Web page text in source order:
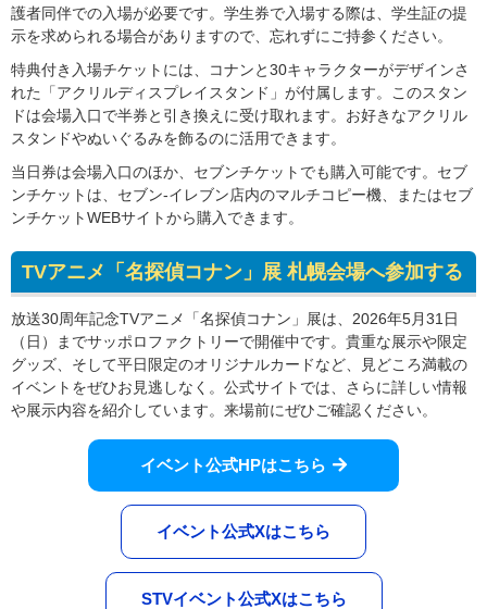
護者同伴での入場が必要です。学生券で入場する際は、学生証の提
示を求められる場合がありますので、忘れずにご持参ください。
特典付き入場チケットには、コナンと30キャラクターがデザインさ
れた「アクリルディスプレイスタンド」が付属します。このスタン
ドは会場入口で半券と引き換えに受け取れます。お好きなアクリル
スタンドやぬいぐるみを飾るのに活用できます。
当日券は会場入口のほか、セブンチケットでも購入可能です。セブ
ンチケットは、セブン-イレブン店内のマルチコピー機、またはセブ
ンチケットWEBサイトから購入できます。
TVアニメ「名探偵コナン」展 札幌会場へ参加する
放送30周年記念TVアニメ「名探偵コナン」展は、2026年5月31日
（日）までサッポロファクトリーで開催中です。貴重な展示や限定
グッズ、そして平日限定のオリジナルカードなど、見どころ満載の
イベントをぜひお見逃しなく。公式サイトでは、さらに詳しい情報
や展示内容を紹介しています。来場前にぜひご確認ください。
イベント公式HPはこちら
イベント公式Xはこちら
STVイベント公式Xはこちら